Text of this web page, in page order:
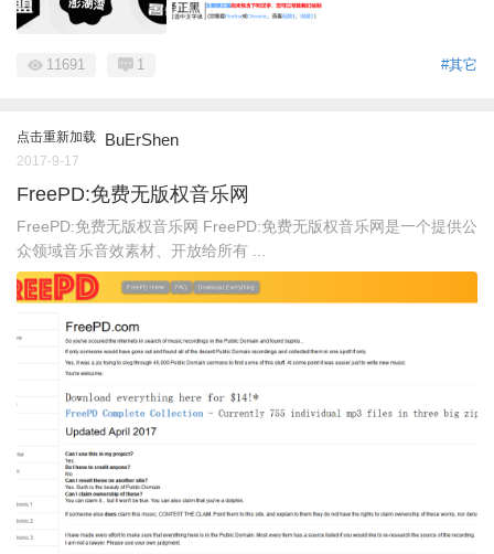
#其它
11691 1
点击重新加载 BuErShen
2017-9-17
FreePD:免费无版权音乐网
FreePD:免费无版权音乐网 FreePD:免费无版权音乐网是一个提供公
众领域音乐音效素材、开放给所有 ...